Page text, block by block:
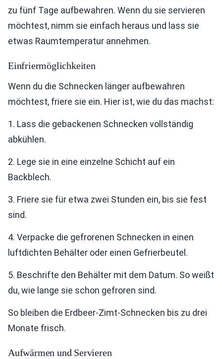
zu fünf Tage aufbewahren. Wenn du sie servieren
möchtest, nimm sie einfach heraus und lass sie
etwas Raumtemperatur annehmen.
Einfriermöglichkeiten
Wenn du die Schnecken länger aufbewahren
möchtest, friere sie ein. Hier ist, wie du das machst:
1. Lass die gebackenen Schnecken vollständig
abkühlen.
2. Lege sie in eine einzelne Schicht auf ein
Backblech.
3. Friere sie für etwa zwei Stunden ein, bis sie fest
sind.
4. Verpacke die gefrorenen Schnecken in einen
luftdichten Behälter oder einen Gefrierbeutel.
5. Beschrifte den Behälter mit dem Datum. So weißt
du, wie lange sie schon gefroren sind.
So bleiben die Erdbeer-Zimt-Schnecken bis zu drei
Monate frisch.
Aufwärmen und Servieren